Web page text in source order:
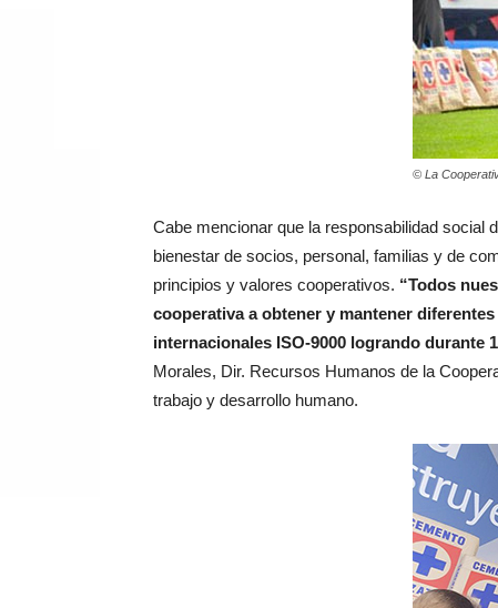
© La
Cabe mencionar que la responsabilidad social
bienestar de socios, personal, familias y de
principios y valores cooperativos. “Todos
cooperativa a obtener y mantener
internacionales ISO-9000 logrando durante
Morales, Dir. Recursos Humanos de la
trabajo y desarrollo humano.